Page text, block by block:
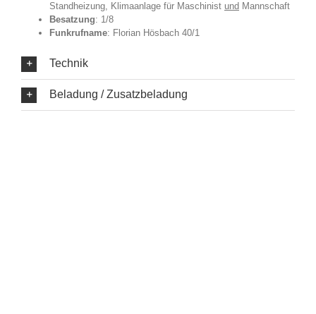
Standheizung, Klimaanlage für Maschinist und Mannschaft
Besatzung: 1/8
Funkrufname: Florian Hösbach 40/1
Technik
Beladung / Zusatzbeladung